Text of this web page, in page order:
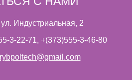
Индустриальная, 2
3-22-71, +(373)555-3-46-80
rybpoltech@gmail.com